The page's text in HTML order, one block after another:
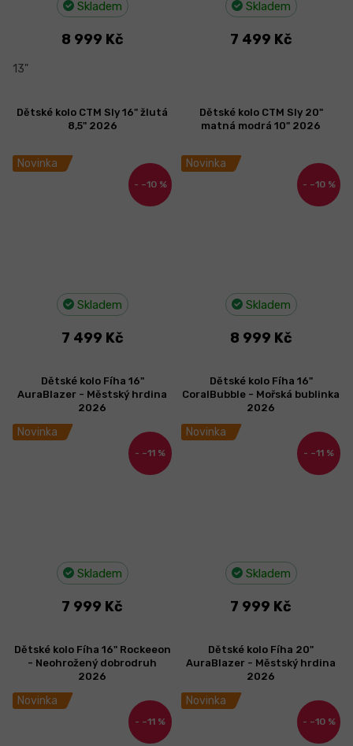
Skladem
8 999 Kč
13"
Skladem
7 499 Kč
Novinka
–10 %
Dětské kolo CTM Sly 16" žlutá
8,5" 2026
Skladem
7 499 Kč
Novinka
–10 %
Dětské kolo CTM Sly 20"
matná modrá 10" 2026
Skladem
8 999 Kč
Novinka
–11 %
Dětské kolo Fíha 16"
AuraBlazer - Městský hrdina
2026
Skladem
7 999 Kč
Novinka
–11 %
Dětské kolo Fíha 16"
CoralBubble - Mořská bublinka
2026
Skladem
7 999 Kč
Novinka
–11 %
Dětské kolo Fíha 16" Rockeeon
- Neohrožený dobrodruh
2026
Novinka
–10 %
Dětské kolo Fíha 20"
AuraBlazer - Městský hrdina
2026